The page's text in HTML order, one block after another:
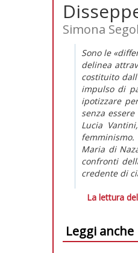
Simona
Sono le
delinea
costituito
impulso di
ipotizzare
senza
Lucia
Maria di
confronti
credente di
La lettura
Leggi anche